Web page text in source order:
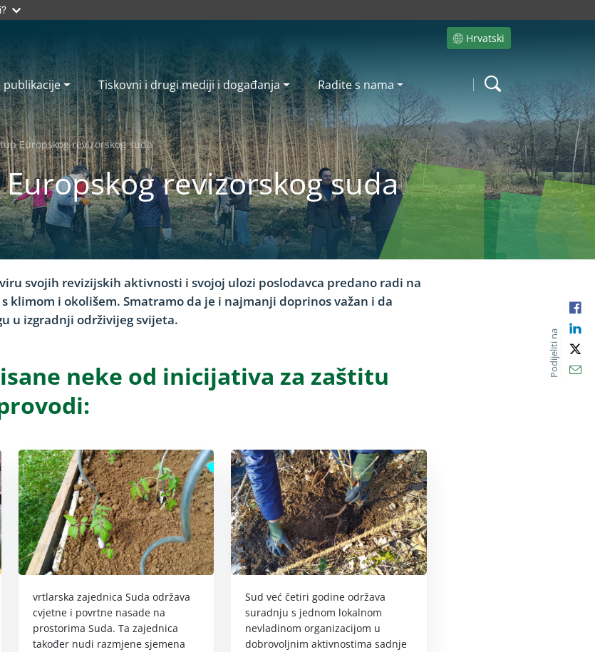
Hrvatski
Site language
publikacije Tiskovni i drugi mediji i događanja Radite s nama Search
Europskog revizorskog suda
revizorskog suda
Podijeliti na X
svojih revizijskih aktivnosti i svojoj ulozi poslodavca predano radi na
klimom i okolišem. Smatramo da je i najmanji doprinos važan i da
u izgradnji održivijeg svijeta.
neke od inicijativa za zaštitu
vrtlarska zajednica Suda održava
cvjetne i povrtne nasade na
prostorima Suda. Ta zajednica
također nudi razmjene sjemena
Sud već četiri godine održava
suradnju s jednom lokalnom
nevladinom organizacijom u
dobrovoljnim aktivnostima sadnje